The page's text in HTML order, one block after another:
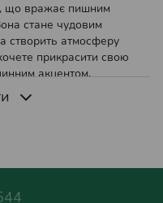
що вражає пишним
стане чудовим
створить атмосферу
прикрасити свою
акцентом,
в нашому інтернет-
дуже просто, а
вейгели
важливо правильно